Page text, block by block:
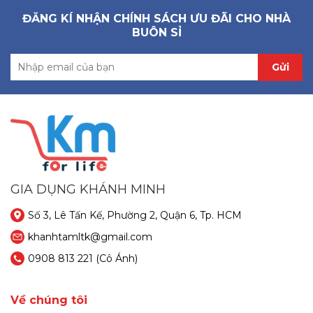
ĐĂNG KÍ NHẬN CHÍNH SÁCH ƯU ĐÃI CHO NHÀ
BUÔN SỈ
Gửi
GIA DỤNG KHÁNH MINH
Số 3, Lê Tấn Kế, Phường 2, Quận 6, Tp. HCM
khanhtamltk@gmail.com
0908 813 221 (Cô Ánh)
Về chúng tôi